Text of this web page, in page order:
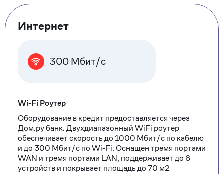
Тарифные
опции
Интернет
300 Мбит/с
Wi-Fi Роутер
Оборудование в кредит предоставляется через
Дом.ру банк. Двухдиапазонный WiFi роутер
обеспечивает скорость до 1000 Мбит/с по кабелю
и до 300 Мбит/с по Wi-Fi. Оснащен тремя портами
WAN и тремя портами LAN, поддерживает до 6
устройств и покрывает площадь до 70 м2